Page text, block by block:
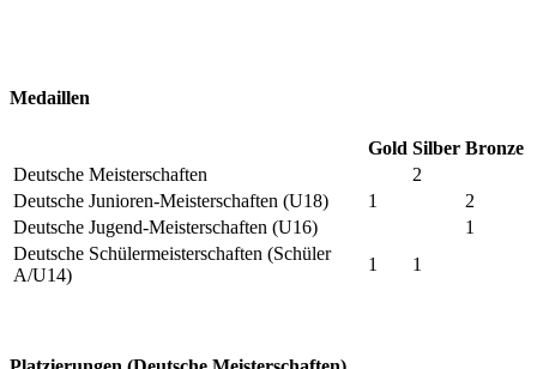
Medaillen
Gold Silber Bronze
Deutsche Meisterschaften
2
Deutsche Junioren-Meisterschaften (U18)
1
2
Deutsche Jugend-Meisterschaften (U16)
1
Deutsche Schülermeisterschaften (Schüler
A/U14)
1 1